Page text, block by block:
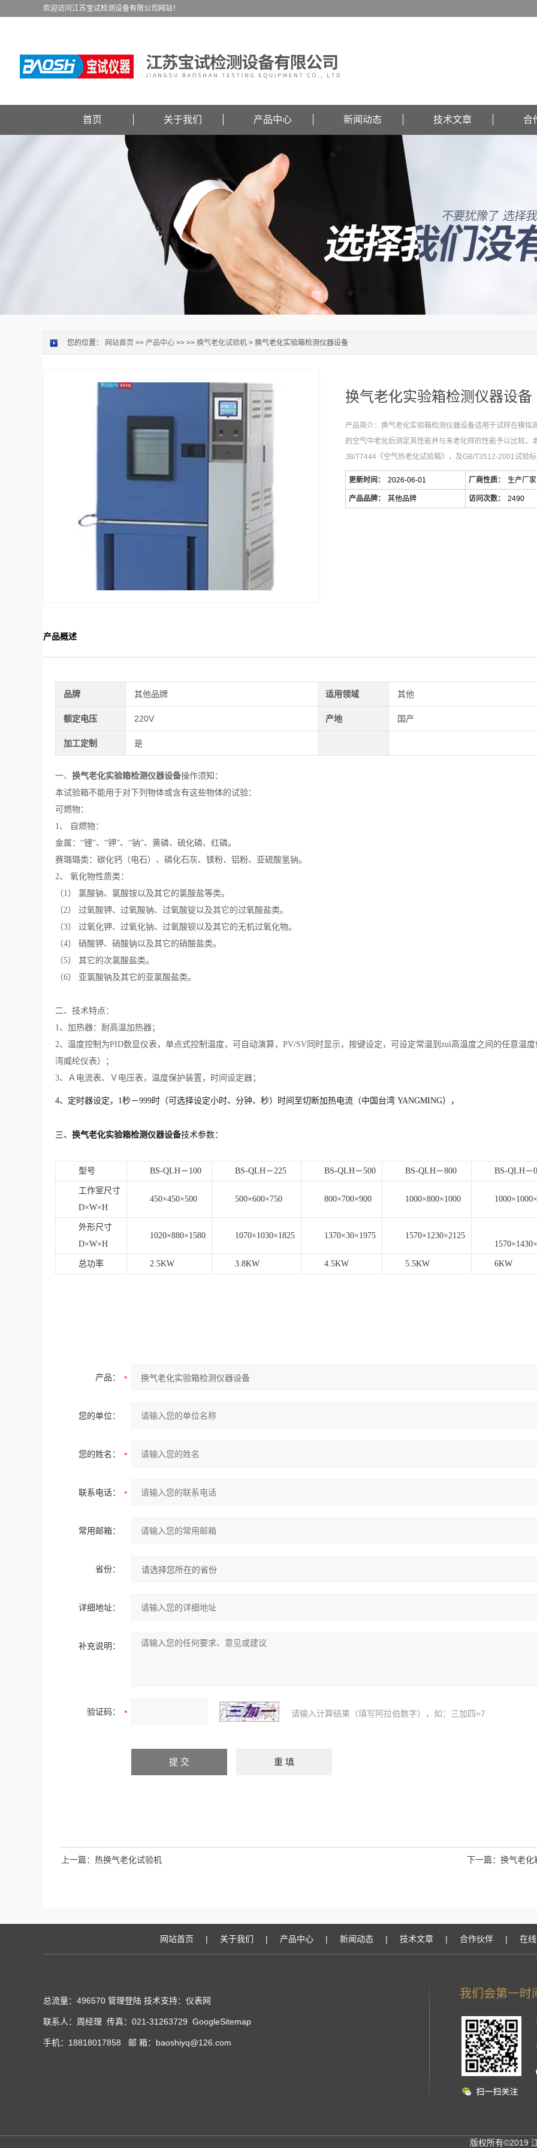
欢迎访问江苏宝试检测设备有限公司网站！
首页 关于我们 产品中心 新闻动态 技术文章 合
您的位置： 网站首页 >> 产品中心 >> >> 换气老化试验机 > 换气老化实验箱检测仪器设备
换气老化实验箱检测仪器设备
产品简介：换气老化实验箱检测仪器设备适用于试样在模拟
的空气中老化后测定其性能并与未老化样的性能予以比较。
JB/T7444《空气热老化试验箱》，及GB/T3512-2001试验标
更新时间： 2026-06-01 厂商性质： 生产厂家
产品品牌： 其他品牌 访问次数： 2490
产品概述
品牌 其他品牌 适用领域 其他
额定电压 220V 产地 国产
加工定制 是
一、 换气老化实验箱检测仪器设备操作须知：
本试验箱不能用于对下列物体或含有这些物体的试验：
可燃物：
1、 自燃物：
金属：“锂”、“钾”、“钠”、黄磷、硫化磷、红磷。
赛璐璐类：碳化钙（电石）、磷化石灰、镁粉、铝粉、亚硫酸氢钠。
2、 氧化物性质类：
（1） 氯酸钠、氯酸铵以及其它的氯酸盐等类。
（2） 过氧酸钾、过氧酸钠、过氧酸锭以及其它的过氧酸盐类。
（3） 过氧化钾、过氧化钠、过氧酸钡以及其它的无机过氧化物。
（4） 硝酸钾、硝酸钠以及其它的硝酸盐类。
（5） 其它的次氯酸盐类。
（6） 亚氯酸钠及其它的亚氯酸盐类。
二、技术特点：
1、加热器：耐高温加热器；
2、温度控制为PID数显仪表，单点式控制温度，可自动演算，PV/SV同时显示，按键设定，可设定常温到zuì高温度之间的任意温
湾威纶仪表）；
3、Ａ电流表、Ｖ电压表，温度保护装置，时间设定器；
4、定时器设定，1秒－999时（可选择设定小时、分钟、秒）时间至切断加热电流（中国台湾 YANGMING），
三、 换气老化实验箱检测仪器设备技术参数：
型号 BS-QLH－100 BS-QLH－225 BS-QLH－500 BS-QLH－800 BS-QLH－
工作室尺寸
D×W×H
450×450×500 500×600×750 800×700×900 1000×800×1000
外形尺寸
D×W×H
1020×880×1580 1070×1030×1825 1370×30×1975
1570×1230×2125
总功率 2.5KW 3.8KW 4.5KW 5.5KW 6KW
产品：
您的单位：
您的姓名：
联系电话：
常用邮箱：
省份：
详细地址：
补充说明：
验证码： 请输入计算结果（填写阿拉伯数字），如：三加四=7
上一篇： 热换气老化试验机 下一篇： 换气老化
网站首页 | 关于我们 | 产品中心 | 新闻动态 | 技术文章 | 合作伙伴 | 在
总流量：496570 管理登陆 技术支持： 仪表网
联系人：周经理 传真：021-31263729 GoogleSitemap
手机：18818017858 邮 箱：baoshiyq@126.com
版权所有©2019